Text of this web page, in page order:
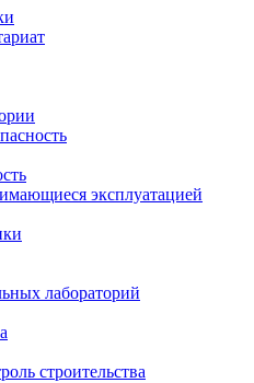
эксплуатацией
лабораторий
строительства